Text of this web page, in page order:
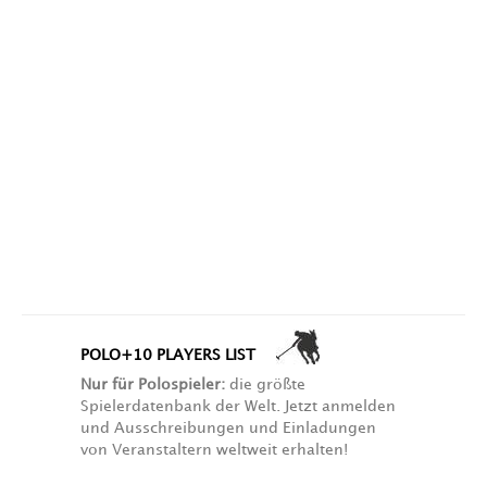
POLO+10 PLAYERS LIST
Nur für Polospieler: die größte
Spielerdatenbank der Welt. Jetzt anmelden
und Ausschreibungen und Einladungen
von Veranstaltern weltweit erhalten!